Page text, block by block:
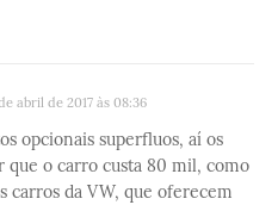
abril de 2017 às 08:36
opcionais superfluos, aí os
que o carro custa 80 mil, como
carros da VW, que oferecem